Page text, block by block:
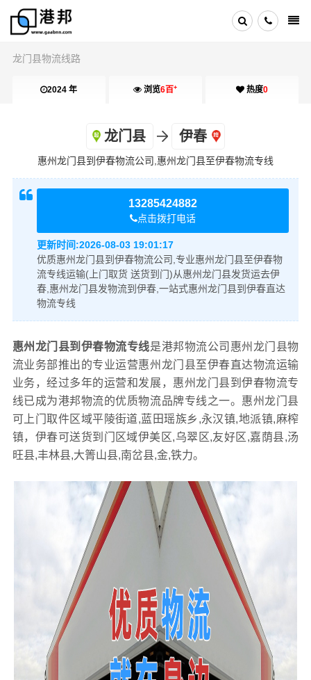
龙门县物流线路
2024 年 浏览6百+ 热度0
龙门县 伊春
惠州龙门县到伊春物流公司,惠州龙门县至伊春物流专线
13285424882
点击拨打电话
更新时间:2026-08-03 19:01:17
优质惠州龙门县到伊春物流公司,专业惠州龙门县至伊春物
流专线运输(上门取货 送货到门)从惠州龙门县发货运去伊
春,惠州龙门县发物流到伊春,一站式惠州龙门县到伊春直达
物流专线
惠州龙门县到伊春物流专线是港邦物流公司惠州龙门县物
流业务部推出的专业运营惠州龙门县至伊春直达物流运输
业务，经过多年的运营和发展，惠州龙门县到伊春物流专
线已成为港邦物流的优质物流品牌专线之一。惠州龙门县
可上门取件区域平陵街道,蓝田瑶族乡,永汉镇,地派镇,麻榨
镇，伊春可送货到门区域伊美区,乌翠区,友好区,嘉荫县,汤
旺县,丰林县,大箐山县,南岔县,金,铁力。